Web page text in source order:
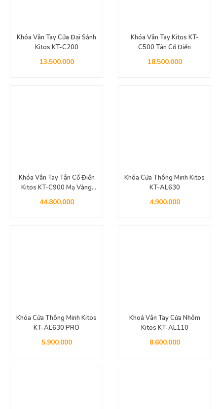
Khóa Vân Tay Cửa Đại Sảnh
Kitos KT-C200
13.500.000
Khóa Vân Tay Kitos KT-
C500 Tân Cổ Điển
18.500.000
Khóa Vân Tay Tân Cổ Điển
Kitos KT-C900 Mạ Vàng
24k
44.800.000
Khóa Cửa Thông Minh Kitos
KT-AL630
4.900.000
Khóa Cửa Thông Minh Kitos
KT-AL630 PRO
5.900.000
Khoá Vân Tay Cửa Nhôm
Kitos KT-AL110
8.600.000